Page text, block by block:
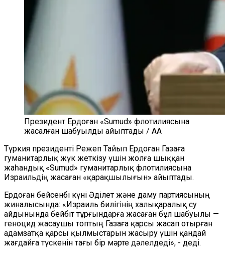
Президент Ердоған «Sumud» флотилиясына
жасалған шабуылды айыптады / AA
Түркия президенті Режеп Тайып Ердоған Газаға
гуманитарлық жүк жеткізу үшін жолға шыққан
жаһандық «Sumud» гуманитарлық флотилиясына
Израильдің жасаған «қарақшылығын» айыптады.
Ердоған бейсенбі күні Әділет және даму партиясының
жиналысында: «Израиль билігінің халықаралық су
айдынында бейбіт тұрғындарға жасаған бұл шабуылы —
геноцид жасаушы топтың Газаға қарсы жасап отырған
адамзатқа қарсы қылмыстарын жасыру үшін қандай
жағдайғатүскенін тағы бір мәрте дәлелдеді», - деді.